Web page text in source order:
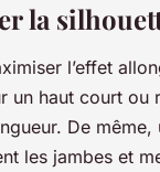
la
l’effet
un haut court ou
De même,
les jambes et